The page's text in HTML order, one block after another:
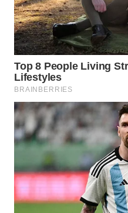
CIANJUR
WN
KEPULAUAN
SERIBU
WN
TANGERANG
WN
BINJAI
WN
CIREBON